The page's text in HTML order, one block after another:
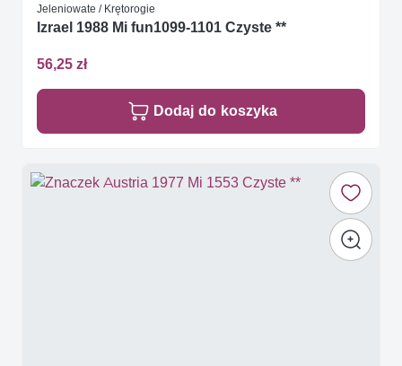
Jeleniowate / Krętorogie
Izrael 1988 Mi fun1099-1101 Czyste **
56,25 zł
Dodaj do koszyka